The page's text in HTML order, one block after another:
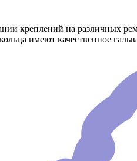
креплений на различных
имеют качественное